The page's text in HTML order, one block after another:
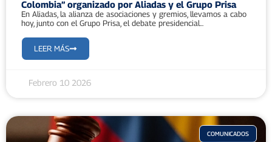
Colombia” organizado por Aliadas y el Grupo Prisa
En Aliadas, la alianza de asociaciones y gremios, llevamos a cabo
hoy, junto con el Grupo Prisa, el debate presidencial...
LEER MÁS
Febrero 10 2026
COMUNICADOS